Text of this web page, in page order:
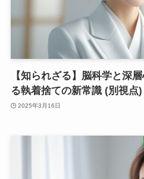
【知られざる】脳科学と深
る執着捨ての新常識 (別視点
2025年3月16日